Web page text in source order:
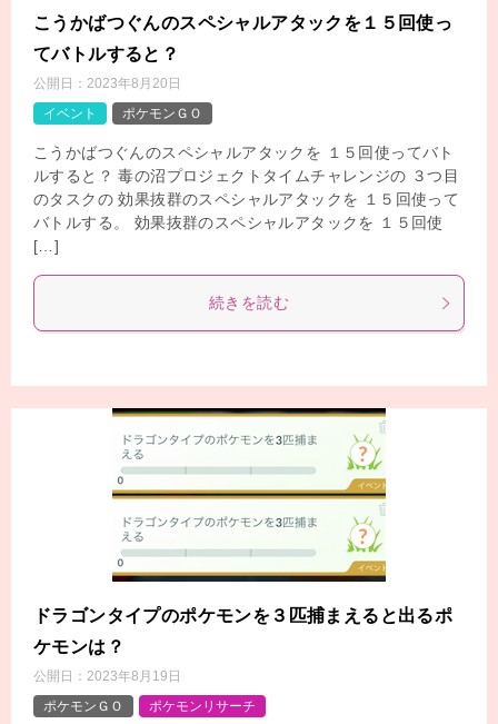
こうかばつぐんのスペシャルアタックを１５回使っ
てバトルすると？
公開日： 2023年8月20日
イベント
ポケモンＧＯ
こうかばつぐんのスペシャルアタックを １５回使ってバト
ルすると？ 毒の沼プロジェクトタイムチャレンジの ３つ目
のタスクの 効果抜群のスペシャルアタックを １５回使って
バトルする。 効果抜群のスペシャルアタックを １５回使
[…]
続きを読む
ドラゴンタイプのポケモンを３匹捕まえると出るポ
ケモンは？
公開日： 2023年8月19日
ポケモンＧＯ
ポケモンリサーチ